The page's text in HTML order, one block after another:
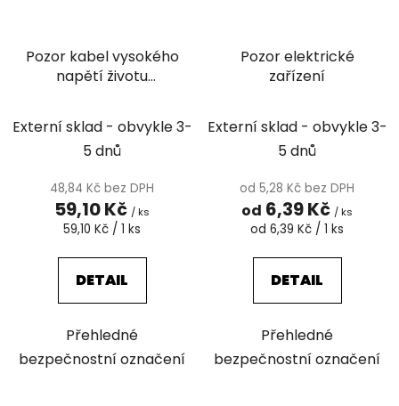
Pozor kabel vysokého
napětí životu
Externí sklad - obvykle 3-
5 dnů
48,84 Kč bez DPH
59,10 Kč / ks
Měrná
59,10 Kč / 1 ks
DETAIL
Přehledné
bezpečnostní označení
Pozor elektrické
zařízení
Externí sklad - obvykle 3-
5 dnů
od 5,28 Kč bez DPH
od 6,39 Kč / ks
Měrná
od 6,39 Kč / 1 ks
DETAIL
Přehledné
bezpečnostní označení